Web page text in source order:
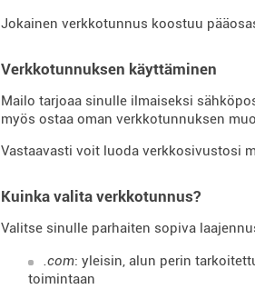
Jokainen verkkotunnus koostuu
Verkkotunnuksen käyttäminen
Mailo tarjoaa sinulle ilmaiseksi
myös ostaa oman verkkotunnuksen
Vastaavasti voit luoda verkkosivustosi
Kuinka valita verkkotunnus?
Valitse sinulle parhaiten sopiva
.com: yleisin, alun perin
toimintaan